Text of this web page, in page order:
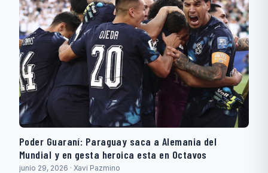
Poder Guaraní: Paraguay saca a Alemania del
Mundial y en gesta heroica esta en Octavos
junio 29, 2026 · Xavi Pazmino